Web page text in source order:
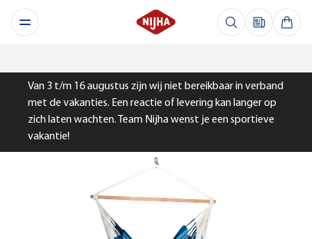
Van 3 t/m 16 augustus zijn wij niet bereikbaar in verband
met de vakanties. Een reactie of levering kan langer op
zich laten wachten. Team Nijha wenst je een sportieve
vakantie!